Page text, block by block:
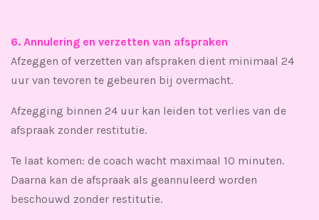
6. Annulering en verzetten van afspraken
Afzeggen of verzetten van afspraken dient minimaal 24
uur van tevoren te gebeuren bij overmacht.
Afzegging binnen 24 uur kan leiden tot verlies van de
afspraak zonder restitutie.
Te laat komen: de coach wacht maximaal 10 minuten.
Daarna kan de afspraak als geannuleerd worden
beschouwd zonder restitutie.